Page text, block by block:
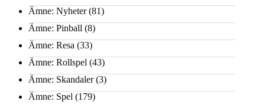
Ämne: Nyheter(81)
Ämne: Pinball (8)
Ämne: Resa (33)
Ämne: Rollspel (43)
Ämne: Skandaler(3)
Ämne: Spel (179)